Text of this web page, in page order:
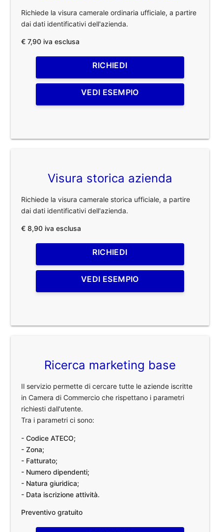
Richiede la visura camerale ordinaria ufficiale, a partire
dai dati identificativi dell'azienda.
€ 7,90 iva esclusa
RICHIEDI
VEDI ESEMPIO
Visura storica azienda
Richiede la visura camerale storica ufficiale, a partire
dai dati identificativi dell'azienda.
€ 8,90 iva esclusa
RICHIEDI
VEDI ESEMPIO
Ricerca marketing base
Il servizio permette di cercare tutte le aziende iscritte
in Camera di Commercio che rispettano i parametri
richiesti dall'utente.
Tra i parametri ci sono:
- Codice ATECO;
- Zona;
- Fatturato;
- Numero dipendenti;
- Natura giuridica;
- Data iscrizione attività.
Preventivo gratuito